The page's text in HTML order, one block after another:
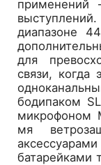
диапазоне
для
связи, когда
бодипаком
микрофоном
мя
батарейками